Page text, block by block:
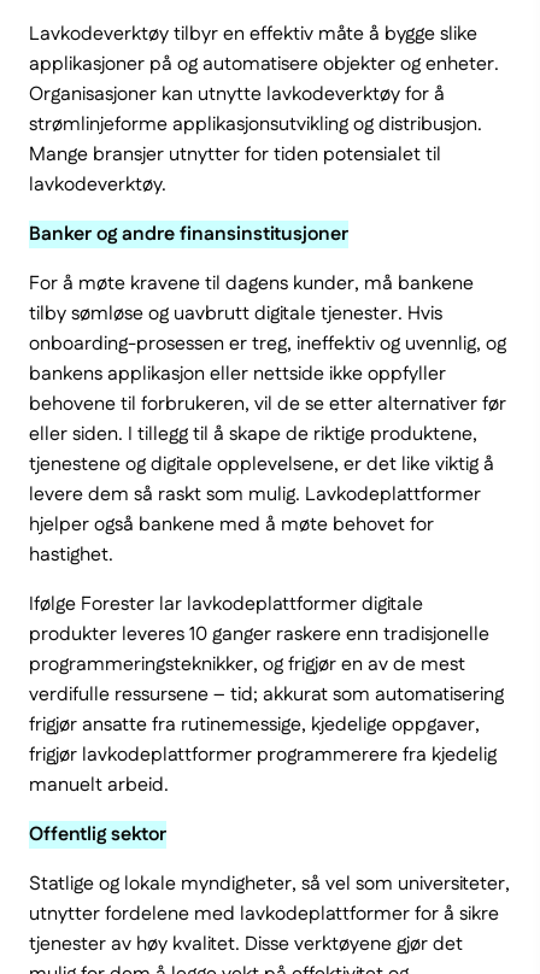
Lavkodeverktøy tilbyr en effektiv måte å bygge slike
applikasjoner på og automatisere objekter og enheter.
Organisasjoner kan utnytte lavkodeverktøy for å
strømlinjeforme applikasjonsutvikling og distribusjon.
Mange bransjer utnytter for tiden potensialet til
lavkodeverktøy.
Banker og andre finansinstitusjoner
For å møte kravene til dagens kunder, må bankene
tilby sømløse og uavbrutt digitale tjenester. Hvis
onboarding-prosessen er treg, ineffektiv og uvennlig, og
bankens applikasjon eller nettside ikke oppfyller
behovene til forbrukeren, vil de se etter alternativer før
eller siden. I tillegg til å skape de riktige produktene,
tjenestene og digitale opplevelsene, er det like viktig å
levere dem så raskt som mulig. Lavkodeplattformer
hjelper også bankene med å møte behovet for
hastighet.
Ifølge Forester lar lavkodeplattformer digitale
produkter leveres 10 ganger raskere enn tradisjonelle
programmeringsteknikker, og frigjør en av de mest
verdifulle ressursene – tid; akkurat som automatisering
frigjør ansatte fra rutinemessige, kjedelige oppgaver,
frigjør lavkodeplattformer programmerere fra kjedelig
manuelt arbeid.
Offentlig sektor
Statlige og lokale myndigheter, så vel som universiteter,
utnytter fordelene med lavkodeplattformer for å sikre
tjenester av høy kvalitet. Disse verktøyene gjør det